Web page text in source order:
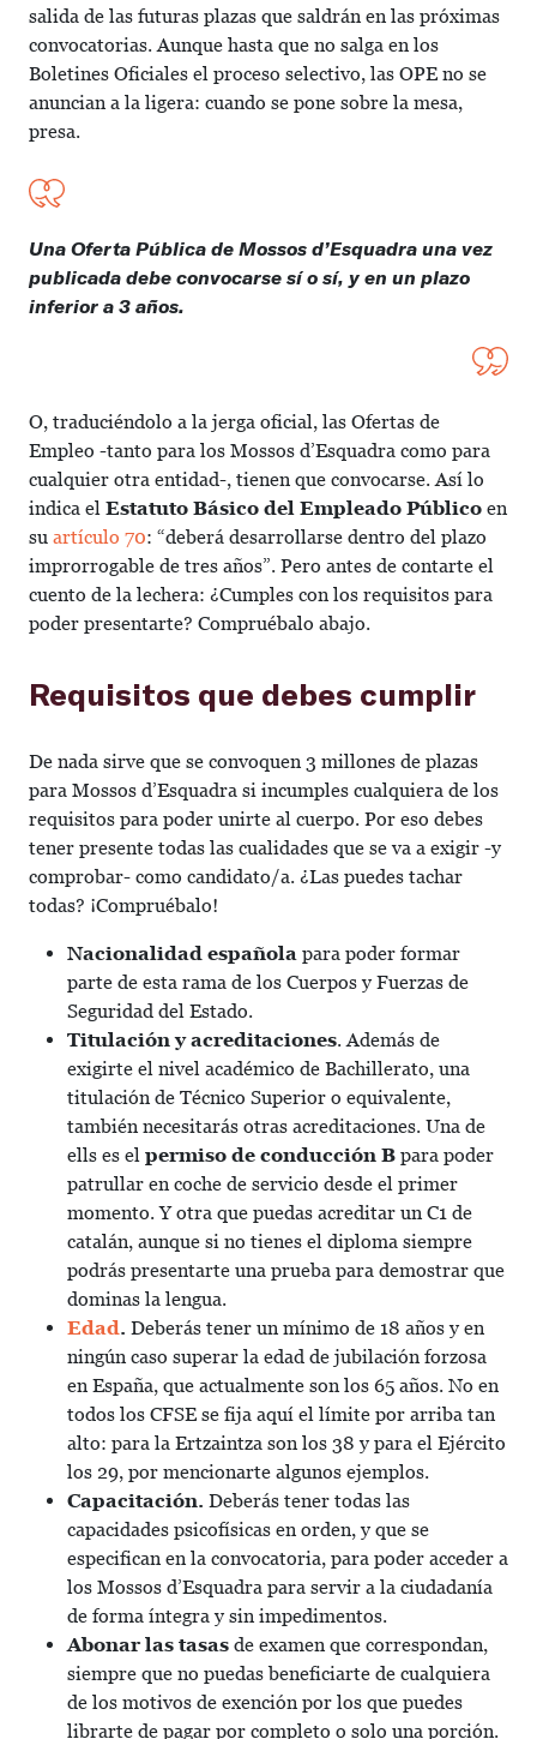
salida de las futuras plazas que saldrán en las próximas
convocatorias. Aunque hasta que no salga en los
Boletines Oficiales el proceso selectivo, las OPE no se
anuncian a la ligera: cuando se pone sobre la mesa,
presa.
Una Oferta Pública de Mossos d’Esquadra una vez
publicada debe convocarse sí o sí, y en un plazo
inferior a 3 años.
O, traduciéndolo a la jerga oficial, las Ofertas de
Empleo -tanto para los Mossos d’Esquadra como para
cualquier otra entidad-, tienen que convocarse. Así lo
indica el Estatuto Básico del Empleado Público en
su artículo 70: “deberá desarrollarse dentro del plazo
improrrogable de tres años”. Pero antes de contarte el
cuento de la lechera: ¿Cumples con los requisitos para
poder presentarte? Compruébalo abajo.
Requisitos que debes cumplir
De nada sirve que se convoquen 3 millones de plazas
para Mossos d’Esquadra si incumples cualquiera de los
requisitos para poder unirte al cuerpo. Por eso debes
tener presente todas las cualidades que se va a exigir -y
comprobar- como candidato/a. ¿Las puedes tachar
todas? ¡Compruébalo!
Nacionalidad española para poder formar
parte de esta rama de los Cuerpos y Fuerzas de
Seguridad del Estado.
Titulación y acreditaciones. Además de
exigirte el nivel académico de Bachillerato, una
titulación de Técnico Superior o equivalente,
también necesitarás otras acreditaciones. Una de
ells es el permiso de conducción B para poder
patrullar en coche de servicio desde el primer
momento. Y otra que puedas acreditar un C1 de
catalán, aunque si no tienes el diploma siempre
podrás presentarte una prueba para demostrar que
dominas la lengua.
Edad. Deberás tener un mínimo de 18 años y en
ningún caso superar la edad de jubilación forzosa
en España, que actualmente son los 65 años. No en
todos los CFSE se fija aquí el límite por arriba tan
alto: para la Ertzaintza son los 38 y para el Ejército
los 29, por mencionarte algunos ejemplos.
Capacitación. Deberás tener todas las
capacidades psicofísicas en orden, y que se
especifican en la convocatoria, para poder acceder a
los Mossos d’Esquadra para servir a la ciudadanía
de forma íntegra y sin impedimentos.
Abonar las tasas de examen que correspondan,
siempre que no puedas beneficiarte de cualquiera
de los motivos de exención por los que puedes
librarte de pagar por completo o solo una porción.